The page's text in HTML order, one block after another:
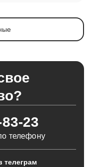
23
телефону
телеграм